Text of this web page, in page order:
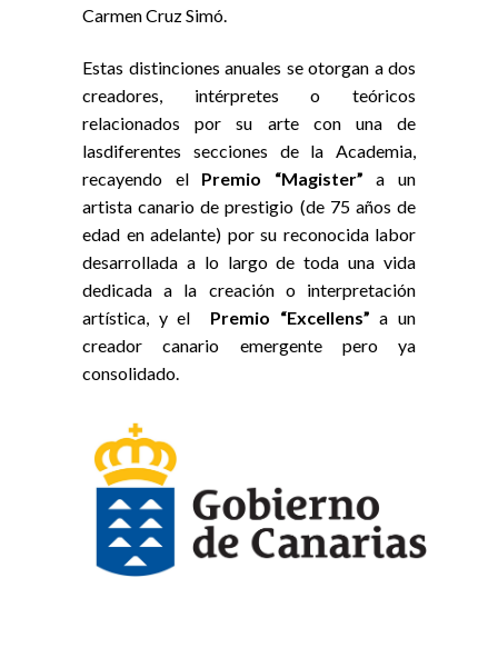
Carmen Cruz Simó.
Estas distinciones anuales se otorgan a dos
creadores, intérpretes o teóricos
relacionados por su arte con una de
lasdiferentes secciones de la Academia,
recayendo el Premio “Magister” a un
artista canario de prestigio (de 75 años de
edad en adelante) por su reconocida labor
desarrollada a lo largo de toda una vida
dedicada a la creación o interpretación
artística, y el Premio “Excellens” a un
creador canario emergente pero ya
consolidado.